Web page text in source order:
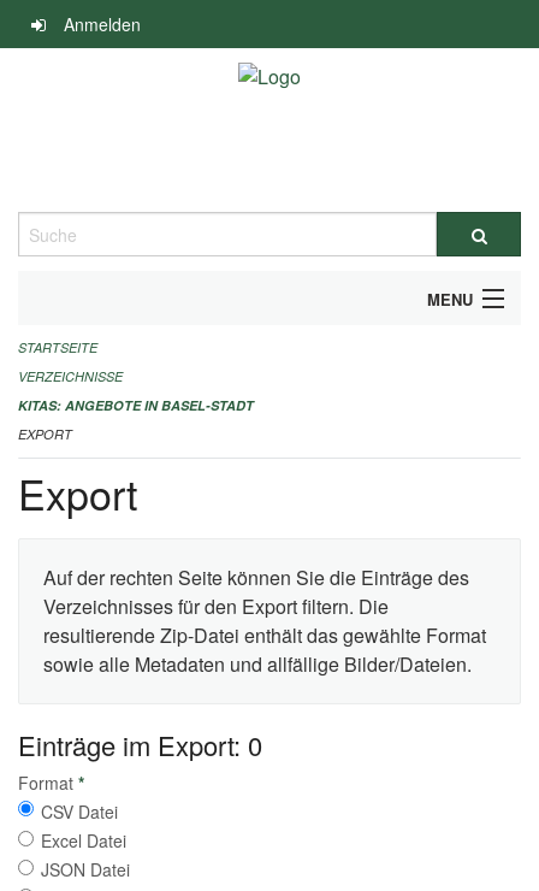
Navigation
überspringen
Anmelden
Suche
MENU
ALLGEMEINE INFORMATIONEN
IMPRESSUM
STARTSEITE
VERZEICHNISSE
KITAS: ANGEBOTE IN BASEL-STADT
EXPORT
Export
Auf der rechten Seite können Sie die Einträge des
Verzeichnisses für den Export filtern. Die
resultierende Zip-Datei enthält das gewählte Format
sowie alle Metadaten und allfällige Bilder/Dateien.
Einträge im Export: 0
Format *
CSV Datei
Excel Datei
JSON Datei